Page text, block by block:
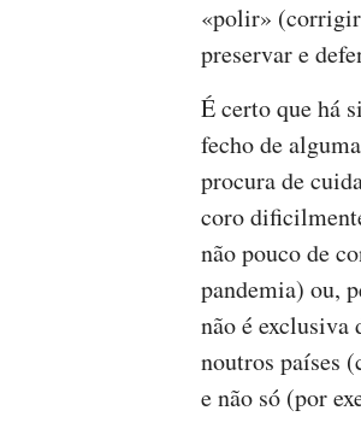
«polir» (corrigir
preservar e
É certo que há
fecho de
procura de
coro
não pouco de
pandemia) ou,
não é exclusiva
noutros países
e não só (por